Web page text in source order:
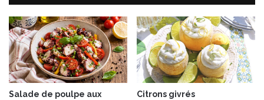
n
t
h
e
s
c
o
r
a
i
l
a
Salade de poulpe aux
Citrons givrés